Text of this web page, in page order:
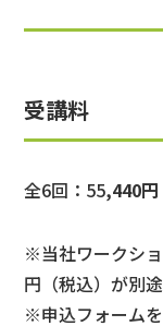
受講料
全6回：55,440円
※当社ワークシ
円（税込）が別途
※申込フォームを